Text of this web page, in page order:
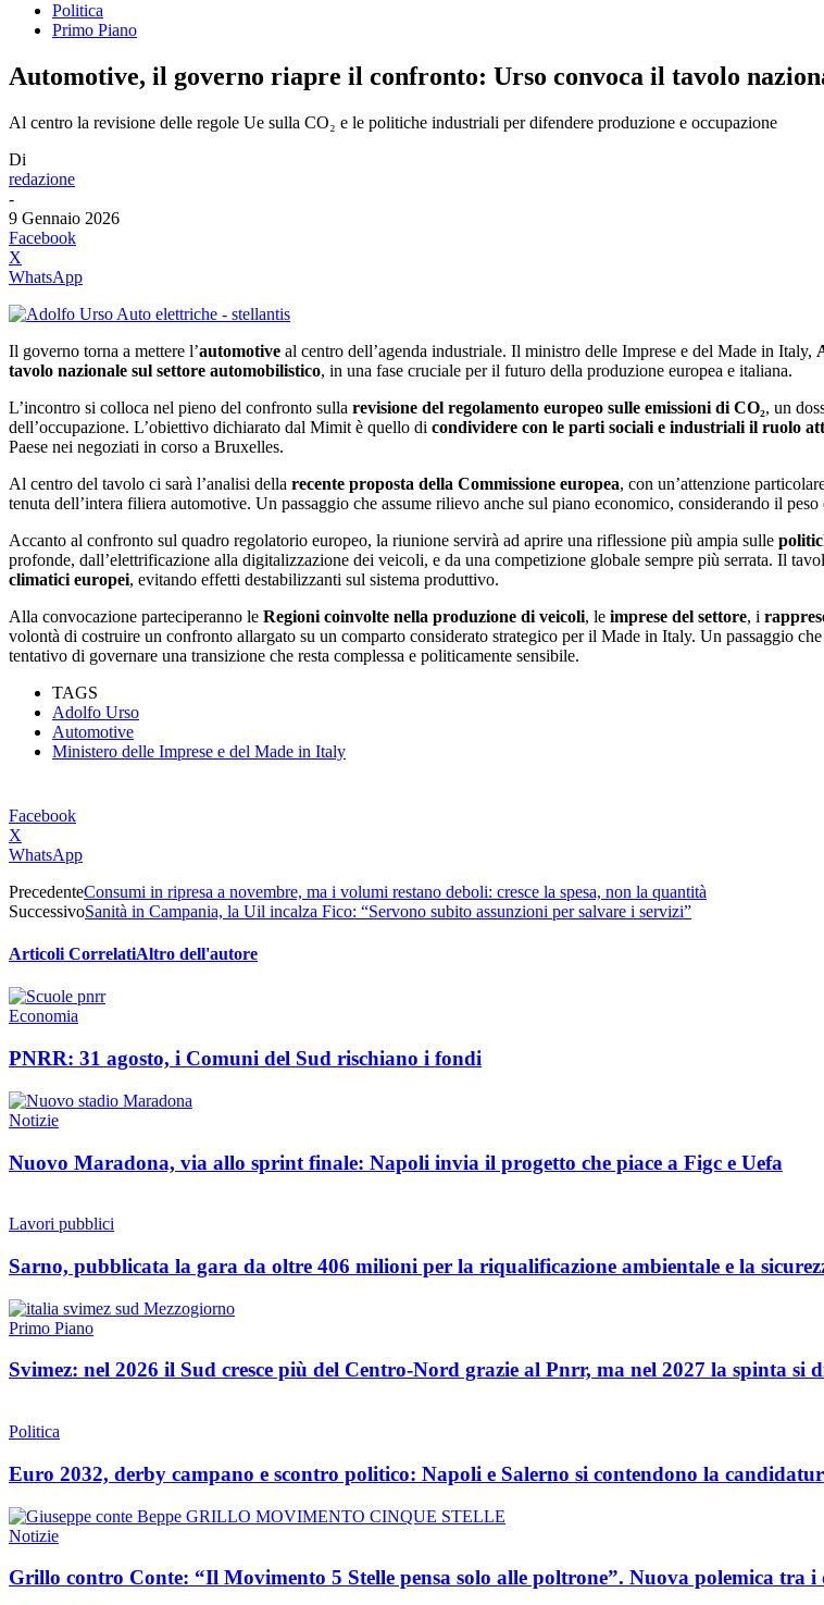
Politica
Primo Piano
Automotive, il governo riapre il confronto: Urso convoca il tavolo
Al centro la revisione delle regole Ue sulla CO₂ e le politiche industriali per difendere produzione e occupazione
Di
redazione
-
9 Gennaio 2026
Facebook
X
WhatsApp
Il governo torna a mettere l’automotive al centro dell’agenda industriale. Il ministro delle Imprese e del Made in Italy,
tavolo nazionale sul settore automobilistico, in una fase cruciale per il futuro della produzione europea e italiana.
L’incontro si colloca nel pieno del confronto sulla revisione del regolamento europeo sulle emissioni di CO₂, un
dell’occupazione. L’obiettivo dichiarato dal Mimit è quello di condividere con le parti sociali e industriali il ruolo
Paese nei negoziati in corso a Bruxelles.
Al centro del tavolo ci sarà l’analisi della recente proposta della Commissione europea, con un’attenzione
tenuta dell’intera filiera automotive. Un passaggio che assume rilievo anche sul piano economico, considerando il
Accanto al confronto sul quadro regolatorio europeo, la riunione servirà ad aprire una riflessione più ampia sulle
profonde, dall’elettrificazione alla digitalizzazione dei veicoli, e da una competizione globale sempre più serrata. Il
climatici europei, evitando effetti destabilizzanti sul sistema produttivo.
Alla convocazione parteciperanno le Regioni coinvolte nella produzione di veicoli, le imprese del settore, i
volontà di costruire un confronto allargato su un comparto considerato strategico per il Made in Italy. Un passaggio
tentativo di governare una transizione che resta complessa e politicamente sensibile.
TAGS
Adolfo Urso
Automotive
Ministero delle Imprese e del Made in Italy
Facebook
X
WhatsApp
PrecedenteConsumi in ripresa a novembre, ma i volumi restano deboli: cresce la spesa, non la quantità
SuccessivoSanità in Campania, la Uil incalza Fico: “Servono subito assunzioni per salvare i servizi”
Articoli CorrelatiAltro dell'autore
Economia
PNRR: 31 agosto, i Comuni del Sud rischiano i fondi
Notizie
Nuovo Maradona, via allo sprint finale: Napoli invia il progetto che piace a Figc e Uefa
Lavori pubblici
Sarno, pubblicata la gara da oltre 406 milioni per la riqualificazione ambientale e la
Primo Piano
Svimez: nel 2026 il Sud cresce più del Centro-Nord grazie al Pnrr, ma nel 2027 la spinta si
Politica
Euro 2032, derby campano e scontro politico: Napoli e Salerno si contendono la
Notizie
Grillo contro Conte: “Il Movimento 5 Stelle pensa solo alle poltrone”. Nuova polemica tra i